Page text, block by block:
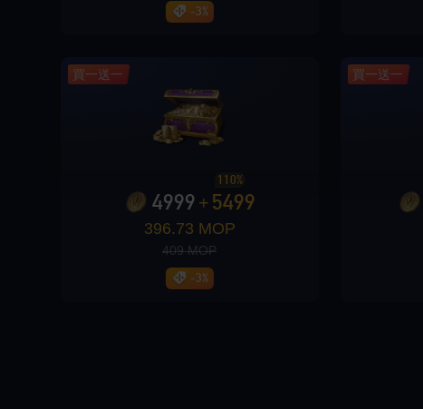
Loading...
-3%
買一送一
4999 + 5499
110%
396.73 MOP
409 MOP
-3%
買一送一